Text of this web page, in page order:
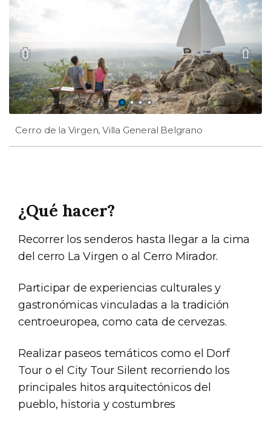
Cerro de la Virgen, Villa General Belgrano
¿Qué hacer?
Recorrer los senderos hasta llegar a la cima
del cerro La Virgen o al Cerro Mirador.
Participar de experiencias culturales y
gastronómicas vinculadas a la tradición
centroeuropea, como cata de cervezas.
Realizar paseos temáticos como el Dorf
Tour o el City Tour Silent recorriendo los
principales hitos arquitectónicos del
pueblo, historia y costumbres